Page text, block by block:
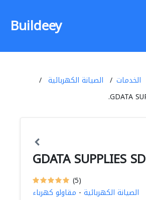
Buildeey
الخدمات
الصيانة الكهربائية
GDATA
GDATA SUPPLIES
(5)
الصيانة الكهربائية - مقاولو كهرباء